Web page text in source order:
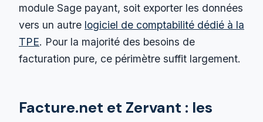
module Sage payant, soit exporter les données
vers un autre logiciel de comptabilité dédié à la
TPE. Pour la majorité des besoins de
facturation pure, ce périmètre suffit largement.
Facture.net et Zervant : les